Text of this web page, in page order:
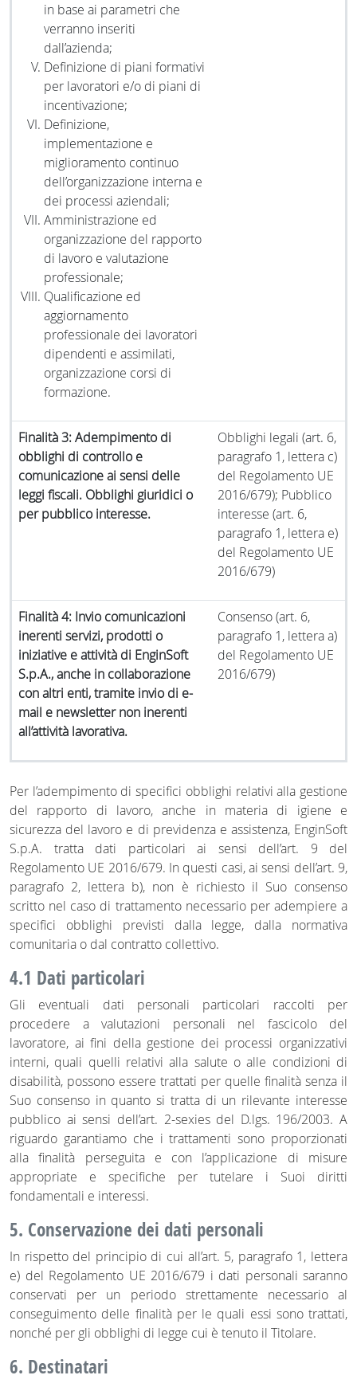
in base ai parametri che
verranno inseriti
dall’azienda;
Definizione di piani formativi
per lavoratori e/o di piani di
incentivazione;
Definizione,
implementazione e
miglioramento continuo
dell’organizzazione interna e
dei processi aziendali;
Amministrazione ed
organizzazione del rapporto
di lavoro e valutazione
professionale;
Qualificazione ed
aggiornamento
professionale dei lavoratori
dipendenti e assimilati,
organizzazione corsi di
formazione.
Finalità 3: Adempimento di
obblighi di controllo e
comunicazione ai sensi delle
leggi fiscali. Obblighi giuridici o
per pubblico interesse.
Obblighi legali (art. 6,
paragrafo 1, lettera c)
del Regolamento UE
2016/679); Pubblico
interesse (art. 6,
paragrafo 1, lettera e)
del Regolamento UE
2016/679)
Finalità 4: Invio comunicazioni
inerenti servizi, prodotti o
iniziative e attività di EnginSoft
S.p.A., anche in collaborazione
con altri enti, tramite invio di e-
mail e newsletter non inerenti
all’attività lavorativa.
Consenso (art. 6,
paragrafo 1, lettera a)
del Regolamento UE
2016/679)
Per l’adempimento di specifici obblighi relativi alla gestione
del rapporto di lavoro, anche in materia di igiene e
sicurezza del lavoro e di previdenza e assistenza, EnginSoft
S.p.A. tratta dati particolari ai sensi dell’art. 9 del
Regolamento UE 2016/679. In questi casi, ai sensi dell’art. 9,
paragrafo 2, lettera b), non è richiesto il Suo consenso
scritto nel caso di trattamento necessario per adempiere a
specifici obblighi previsti dalla legge, dalla normativa
comunitaria o dal contratto collettivo.
4.1 Dati particolari
Gli eventuali dati personali particolari raccolti per
procedere a valutazioni personali nel fascicolo del
lavoratore, ai fini della gestione dei processi organizzativi
interni, quali quelli relativi alla salute o alle condizioni di
disabilità, possono essere trattati per quelle finalità senza il
Suo consenso in quanto si tratta di un rilevante interesse
pubblico ai sensi dell’art. 2-sexies del D.lgs. 196/2003. A
riguardo garantiamo che i trattamenti sono proporzionati
alla finalità perseguita e con l’applicazione di misure
appropriate e specifiche per tutelare i Suoi diritti
fondamentali e interessi.
5. Conservazione dei dati personali
In rispetto del principio di cui all’art. 5, paragrafo 1, lettera
e) del Regolamento UE 2016/679 i dati personali saranno
conservati per un periodo strettamente necessario al
conseguimento delle finalità per le quali essi sono trattati,
nonché per gli obblighi di legge cui è tenuto il Titolare.
6. Destinatari